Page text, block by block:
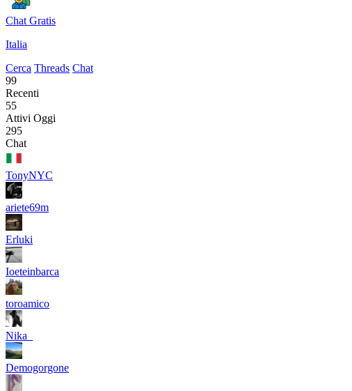
Chat Gratis
Italia
Cerca Threads Chat
99
Recenti
55
Attivi Oggi
295
Chat
TonyNYC
ariete69m
Erluki
Ioeteinbarca
toroamico
Nika_
Demogorgone